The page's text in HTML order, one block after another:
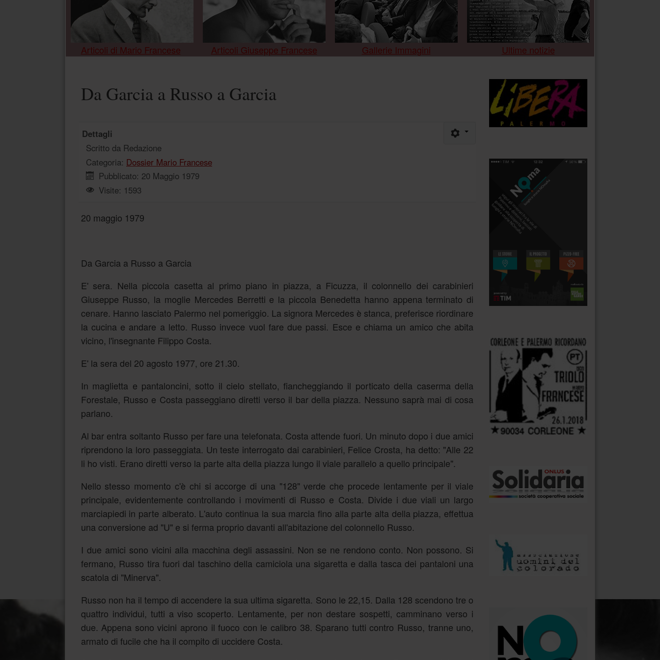
Articoli di Mario Francese Articoli Giuseppe Francese Gallerie Immagini Ultime notizie
Da Garcia a Russo a Garcia
Dettagli
Scritto da Redazione
Categoria: Dossier Mario Francese
Pubblicato: 20 Maggio 1979
Visite: 1593
20 maggio 1979
Da Garcia a Russo a Garcia
E' sera. Nella piccola casetta al primo piano in piazza, a Ficuzza, il colonnello dei carabinieri
Giuseppe Russo, la moglie Mercedes Berretti e la piccola Benedetta hanno appena terminato di
cenare. Hanno lasciato Palermo nel pomeriggio. La signora Mercedes è stanca, preferisce riordinare
la cucina e andare a letto. Russo invece vuol fare due passi. Esce e chiama un amico che abita
vicino, l'insegnante Filippo Costa.
E' la sera del 20 agosto 1977, ore 21.30.
In maglietta e pantaloncini, sotto il cielo stellato, fiancheggiando il porticato della caserma della
Forestale, Russo e Costa passeggiano diretti verso il bar della piazza. Nessuno saprà mai di cosa
parlano.
Al bar entra soltanto Russo per fare una telefonata. Costa attende fuori. Un minuto dopo i due amici
riprendono la loro passeggiata. Un teste interrogato dai carabinieri, Felice Crosta, ha detto: "Alle 22
li ho visti. Erano diretti verso la parte alta della piazza lungo il viale parallelo a quello principale".
Nello stesso momento c'è chi si accorge di una "128" verde che procede lentamente per il viale
principale, evidentemente controllando i movimenti di Russo e Costa. Divide i due viali un largo
marciapiedi in parte alberato. L'auto continua la sua marcia fino alla parte alta della piazza, effettua
una conversione ad "U" e si ferma proprio davanti all'abitazione del colonnello Russo.
I due amici sono vicini alla macchina degli assassini. Non se ne rendono conto. Non possono. Si
fermano, Russo tira fuori dal taschino della camiciola una sigaretta e dalla tasca dei pantaloni una
scatola di "Minerva".
Russo non ha il tempo di accendere la sua ultima sigaretta. Sono le 22,15. Dalla 128 scendono tre o
quattro individui, tutti a viso scoperto. Lentamente, per non destare sospetti, camminano verso i
due. Appena sono vicini aprono il fuoco con le calibro 38. Sparano tutti contro Russo, tranne uno,
armato di fucile che ha il compito di uccidere Costa.